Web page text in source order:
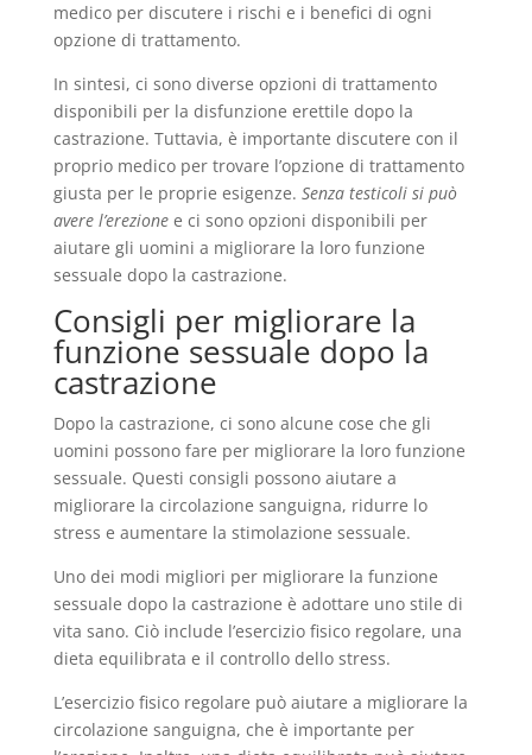
medico per discutere i rischi e i benefici di ogni
opzione di trattamento.
In sintesi, ci sono diverse opzioni di trattamento
disponibili per la disfunzione erettile dopo la
castrazione. Tuttavia, è importante discutere con il
proprio medico per trovare l’opzione di trattamento
giusta per le proprie esigenze. Senza testicoli si può
avere l’erezionee ci sono opzioni disponibili per
aiutare gli uomini a migliorare la loro funzione
sessuale dopo la castrazione.
Consigli per migliorare la
funzione sessuale dopo la
castrazione
Dopo la castrazione, ci sono alcune cose che gli
uomini possono fare per migliorare la loro funzione
sessuale. Questi consigli possono aiutare a
migliorare la circolazione sanguigna, ridurre lo
stress e aumentare la stimolazione sessuale.
Uno dei modi migliori per migliorare la funzione
sessuale dopo la castrazione è adottare uno stile di
vita sano. Ciò include l’esercizio fisico regolare, una
dieta equilibrata e il controllo dello stress.
L’esercizio fisico regolare può aiutare a migliorare la
circolazione sanguigna, che è importante per